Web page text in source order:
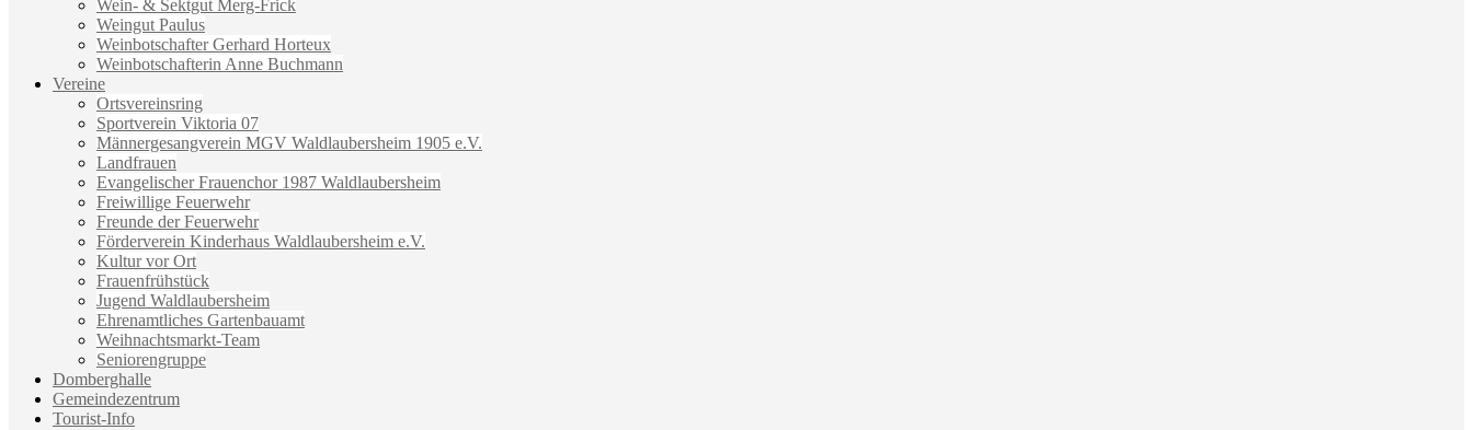
Wein- & Sektgut Merg-Frick
Weingut Paulus
Weinbotschafter Gerhard Horteux
Weinbotschafterin Anne Buchmann
Vereine
Ortsvereinsring
Sportverein Viktoria 07
Männergesangverein MGV Waldlaubersheim 1905 e.V.
Landfrauen
Evangelischer Frauenchor 1987 Waldlaubersheim
Freiwillige Feuerwehr
Freunde der Feuerwehr
Förderverein Kinderhaus Waldlaubersheim e.V.
Kultur vor Ort
Frauenfrühstück
Jugend Waldlaubersheim
Ehrenamtliches Gartenbauamt
Weihnachtsmarkt-Team
Seniorengruppe
Domberghalle
Gemeindezentrum
Tourist-Info